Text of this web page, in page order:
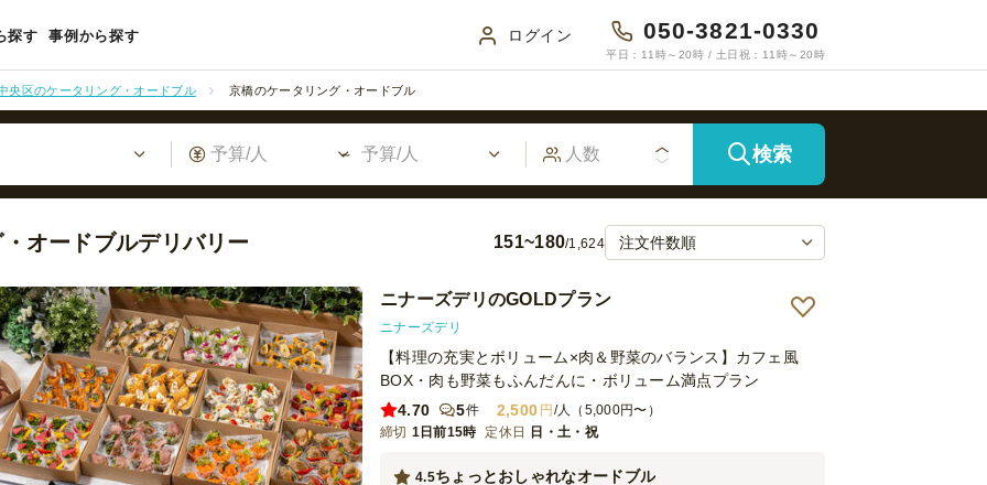
探す 事例から探す ログイン 050-3821-0330
平日：11時～20時 / 土日祝：11時～20時
央区のケータリング・オードブル 京橋のケータリング・オードブル
検索
オードブルデリバリー 151~180/1,624
ニナーズデリのGOLDプラン
ニナーズデリ
【料理の充実とボリューム×肉＆野菜のバランス】カフェ風
BOX・肉も野菜もふんだんに・ボリューム満点プラン
4.70
5件 2,500 円 /人（5,000円〜）
締切 1日前15時 定休日 日・土・祝
ちょっとおしゃれなオードブル
4.5